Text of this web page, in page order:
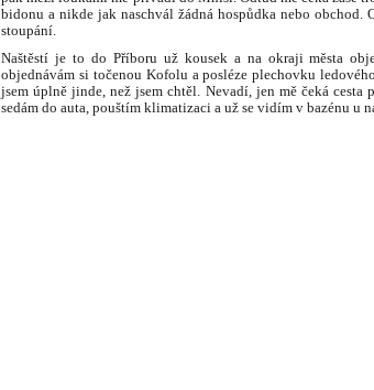
bidonu a nikde jak naschvál žádná hospůdka nebo
stoupání.
Naštěstí je to do Příboru už kousek a na okraji města
objednávám si točenou Kofolu a posléze plechovku
jsem úplně jinde, než jsem chtěl. Nevadí, jen mě čeká
sedám do auta, pouštím klimatizaci a už se vidím v bazénu u